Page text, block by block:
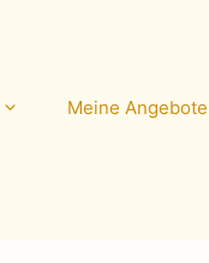
Meine Angebote